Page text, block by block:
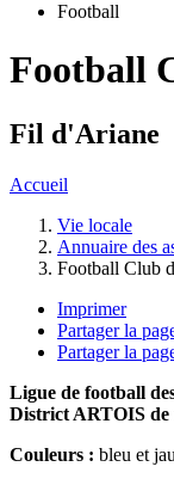
Football
Football
Fil d'Ariane
Accueil
Vie locale
Annuaire des
Football Club
Imprimer
Partager la
Partager la
Ligue de football
District ARTOIS de
Couleurs : bleu et